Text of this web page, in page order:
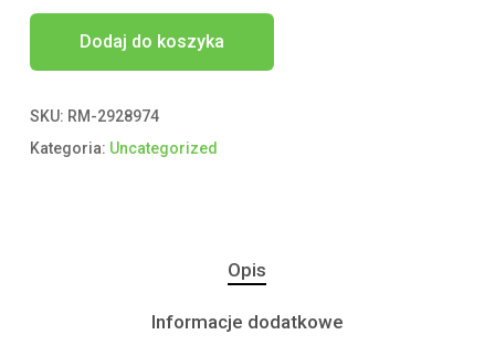
Dodaj do koszyka
SKU: RM-2928974
Kategoria: Uncategorized
Opis
Informacje dodatkowe